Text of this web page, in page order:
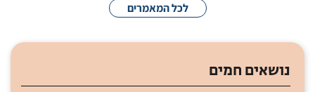
לכל המאמרים
נושאים חמים